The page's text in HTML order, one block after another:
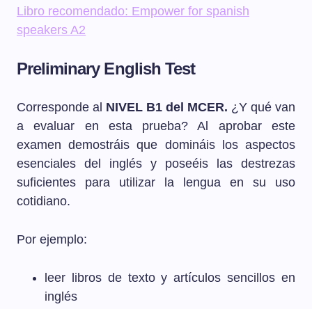
Libro recomendado: Empower for spanish
speakers A2
Preliminary English Test
Corresponde al NIVEL B1 del MCER. ¿Y qué van
a evaluar en esta prueba? Al aprobar este
examen demostráis que domináis los aspectos
esenciales del inglés y poseéis las destrezas
suficientes para utilizar la lengua en su uso
cotidiano.
Por ejemplo:
leer libros de texto y artículos sencillos en
inglés